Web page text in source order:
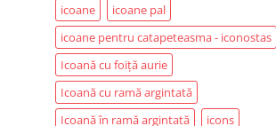
icoane
icoane pal
icoane pentru catapeteasma - iconostas
Icoană cu foiță aurie
Icoană cu ramă argintată
Icoană în ramă argintată
icons